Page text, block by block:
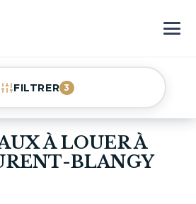
FILTRER 3
À LOUER À
BLANGY